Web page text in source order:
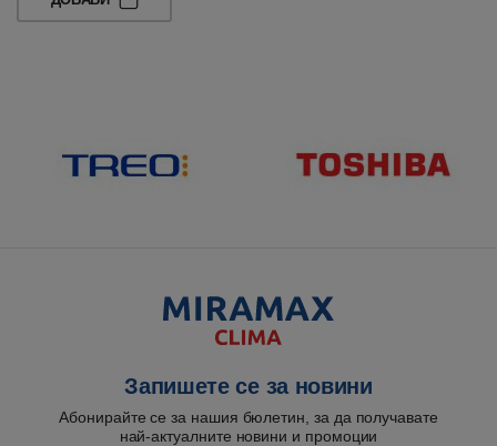
Запишете се за новини
Абонирайте се за нашия бюлетин, за да получавате
най-актуалните новини и промоции